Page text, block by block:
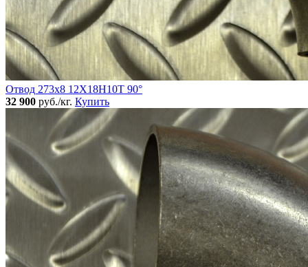
Отвод 273х8 12Х18Н10Т 90°
32 900 руб./кг. Купить